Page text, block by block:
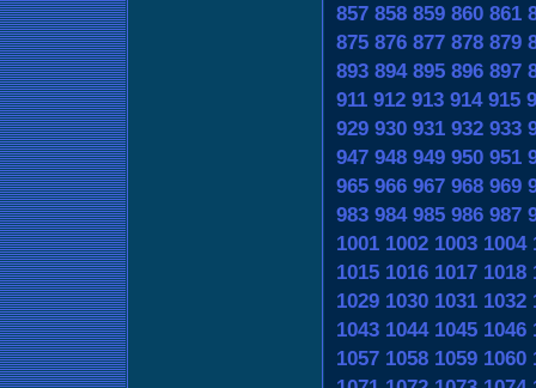
857 858 859 860 861
875 876 877 878 879
893 894 895 896 897
911 912 913 914 915
929 930 931 932 933
947 948 949 950 951
965 966 967 968 969
983 984 985 986 987
1001 1002 1003 1004
1015 1016 1017 1018
1029 1030 1031 1032
1043 1044 1045 1046
1057 1058 1059 1060